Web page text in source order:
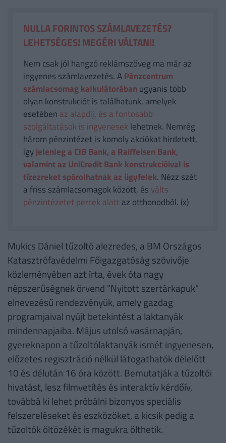
NULLA FORINTOS SZÁMLAVEZETÉS?
LEHETSÉGES! MEGÉRI VÁLTANI!
Nem csak jól hangzó reklámszöveg ma már az
ingyenes számlavezetés. APénzcentrum
számlacsomag kalkulátorában ugyanis több
olyan konstrukciót is találhatunk, amelyek
esetében az alapdíj, és a fontosabb
szolgáltatások is ingyenesek lehetnek. Nemrég
három pénzintézet is komoly akciókat hirdetett,
ígyjelenleg a CIB Bank, a Raiffeisen Bank,
valamint az UniCredit Bank konstrukcióival is
tízezreket spórolhatnak az ügyfelek. Nézz szét
a friss számlacsomagok között, és válts
pénzintézetet percek alattaz otthonodból. (x)
Mukics Dániel tűzoltó alezredes, a BM Országos
Katasztrófavédelmi Főigazgatóság szóvivője
közleményében azt írta, évek óta nagy
népszerűségnek örvend "Nyitott szertárkapuk"
elnevezésű rendezvényük, amely gazdag
programjaival nyújt betekintést a laktanyák
mindennapjaiba. Május utolsó vasárnapján,
gyereknapon a tűzoltólaktanyák ismét ingyenesen,
előzetes regisztráció nélkül látogathatók délelőtt
10 és délután 16 óra között. Bemutatják a tűzoltói
hivatást, lesz filmvetítés és interaktív kérdőív,
továbbá ki lehet próbálni bizonyos speciális
felszereléseket és eszközöket, a kicsik pedig a
tűzoltók öltözékét is magukra ölthetik.